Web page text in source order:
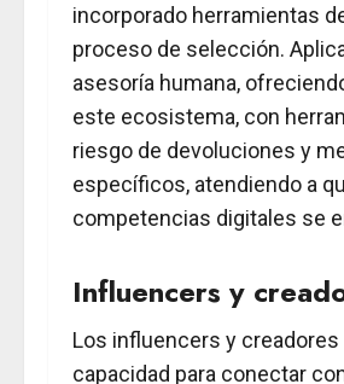
incorporado herramientas
proceso de selección.
asesoría humana,
este ecosistema, con
riesgo de devoluciones y
específicos, atendiendo a
competencias digitales se
Influencers y
Los influencers y
capacidad para conectar